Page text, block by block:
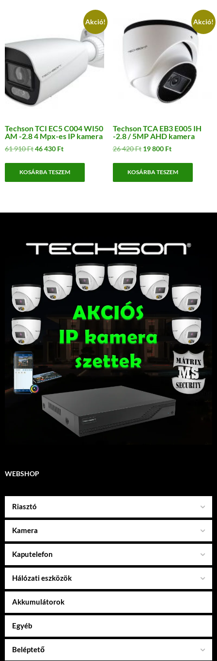
Akció!
Techson TCI EC5 C004 WI50
AM -2.8 4 Mpx-es IP kamera
61 910FtOriginal
46 430 FtCurrent
KOSÁRBA TESZEM
Akció!
Techson TCA EB3 E005 IH
-2.8 / 5MP AHD kamera
26 420Ft Original
was:
19 800 FtCurrent
KOSÁRBA TESZEM
WEBSHOP
Riasztó
Kamera
Kaputelefon
Hálózati eszközök
Akkumulátorok
Egyéb
Beléptető